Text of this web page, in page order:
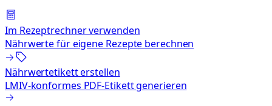
Im Rezeptrechner verwenden
Nährwerte für eigene Rezepte berechnen
Nährwertetikett erstellen
LMIV-konformes PDF-Etikett generieren